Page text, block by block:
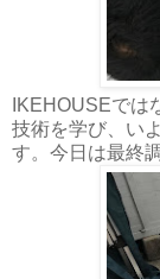
IKEHOUSEでは
技術を学び、い
す。今日は最終